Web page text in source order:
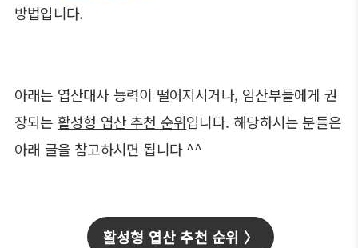
방법입니다.
아래는 엽산대사 능력이 떨어지시거나, 임산부들에게 권
장되는 활성형 엽산 추천 순위입니다. 해당하시는 분들은
아래 글을 참고하시면 됩니다 ^^
활성형 엽산 추천 순위 〉